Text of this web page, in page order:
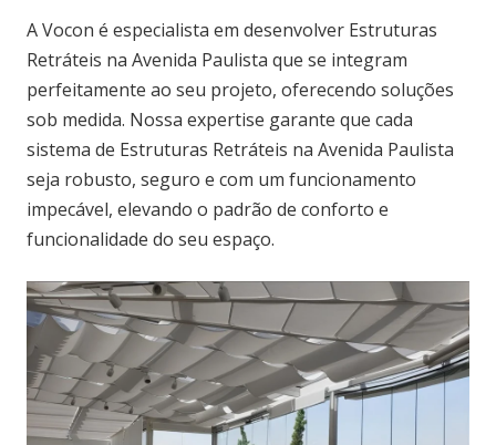
A Vocon é especialista em desenvolver Estruturas
Retráteis na Avenida Paulista que se integram
perfeitamente ao seu projeto, oferecendo soluções
sob medida. Nossa expertise garante que cada
sistema de Estruturas Retráteis na Avenida Paulista
seja robusto, seguro e com um funcionamento
impecável, elevando o padrão de conforto e
funcionalidade do seu espaço.